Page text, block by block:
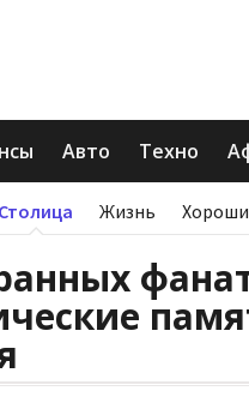
Авто Техно
Столица Жизнь